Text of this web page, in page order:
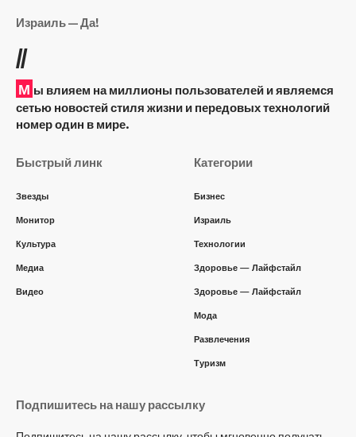
Израиль — Да!
//
М ы влияем на миллионы пользователей и являемся
сетью новостей стиля жизни и передовых технологий
номер один в мире.
Быстрый линк
Звезды
Монитор
Культура
Медиа
Видео
Категории
Бизнес
Израиль
Технологии
Здоровье — Лайфстайл
Здоровье — Лайфстайл
Мода
Развлечения
Туризм
Подпишитесь на нашу рассылку